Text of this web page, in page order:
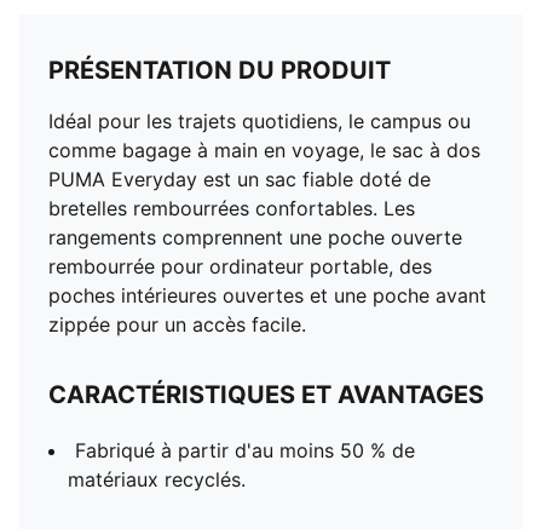
PRÉSENTATION DU PRODUIT
Idéal pour les trajets quotidiens, le campus ou
comme bagage à main en voyage, le sac à dos
PUMA Everyday est un sac fiable doté de
bretelles rembourrées confortables. Les
rangements comprennent une poche ouverte
rembourrée pour ordinateur portable, des
poches intérieures ouvertes et une poche avant
zippée pour un accès facile.
CARACTÉRISTIQUES ET AVANTAGES
Fabriqué à partir d'au moins 50 % de
matériaux recyclés.